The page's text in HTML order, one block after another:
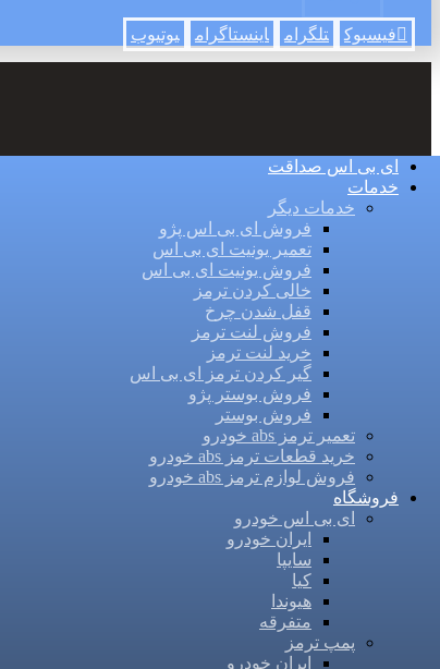
فیسبوک تلگرام اینستاگرام یوتیوب
ای بی اس صداقت
خدمات
خدمات دیگر
فروش ای بی اس پژو
تعمیر یونیت ای بی اس
فروش یونیت ای بی اس
خالی کردن ترمز
قفل شدن چرخ
فروش لنت ترمز
خرید لنت ترمز
گیر کردن ترمز ای بی اس
فروش بوستر پژو
فروش بوستر
تعمیر ترمز abs خودرو
خرید قطعات ترمز abs خودرو
فروش لوازم ترمز abs خودرو
فروشگاه
ای بی اس خودرو
ایران خودرو
سایپا
کیا
هیوندا
متفرقه
پمپ ترمز
ایران خودرو